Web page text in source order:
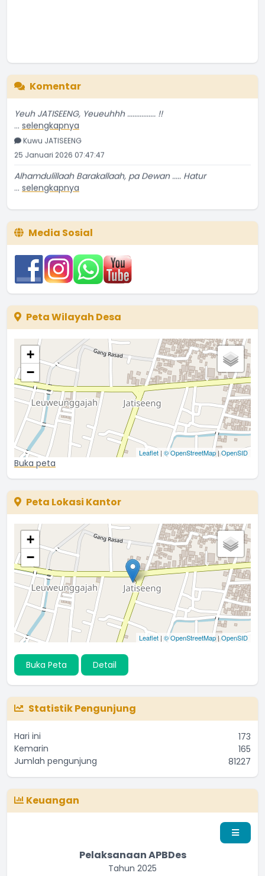
Komentar
Yeuh JATISEENG, Yeueuhhh ................ !!
...selengkapnya
Kuwu JATISEENG
Alhamdulillaah Barakallaah, pa Dewan ..... Hatur
...selengkapnya
Kuwu JATISEENG
23 Januari 2026 09:32:14
Bravo Para Kader Sub PPKBD Desa JATISEENG ............ !!
...selengkapnya
Kuwu JATISEENG
23 Desember 2025 06:34:56
Media Sosial
Peta Wilayah Desa
+
−
Leaflet | © OpenStreetMap | OpenSID
Buka peta
Peta Lokasi Kantor
+
−
Leaflet | © OpenStreetMap | OpenSID
Buka Peta Detail
Statistik Pengunjung
Hari ini
173
Kemarin
165
Jumlah pengunjung
81227
Keuangan
Pelaksanaan APBDes
Tahun 2025